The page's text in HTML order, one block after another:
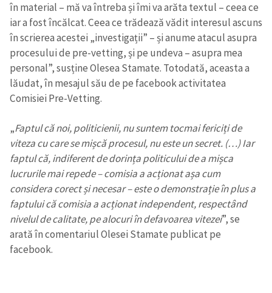
în material – mă va întreba și îmi va arăta textul – ceea ce
iar a fost încălcat. Ceea ce trădează vădit interesul ascuns
în scrierea acestei „investigații” – și anume atacul asupra
procesului de pre-vetting, și pe undeva – asupra mea
personal”, susține Olesea Stamate. Totodată, aceasta a
lăudat, în mesajul său de pe facebook activitatea
Comisiei Pre-Vetting.
„Faptul că noi, politicienii, nu suntem tocmai fericiți de
viteza cu care se mișcă procesul, nu este un secret. (…) Iar
faptul că, indiferent de dorința politicului de a mișca
lucrurile mai repede – comisia a acționat așa cum
considera corect și necesar – este o demonstrație în plus a
faptului că comisia a acționat independent, respectând
nivelul de calitate, pe alocuri în defavoarea vitezei”, se
arată în comentariul Olesei Stamate publicat pe
facebook.